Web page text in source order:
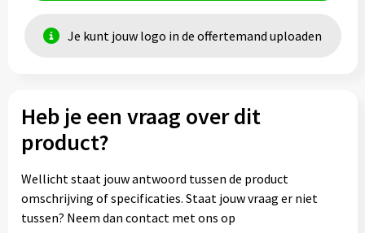
Je kunt jouw logo in de offertemand uploaden
Heb je een vraag over dit
product?
Wellicht staat jouw antwoord tussen de product
omschrijving of specificaties. Staat jouw vraag er niet
tussen? Neem dan contact met ons op